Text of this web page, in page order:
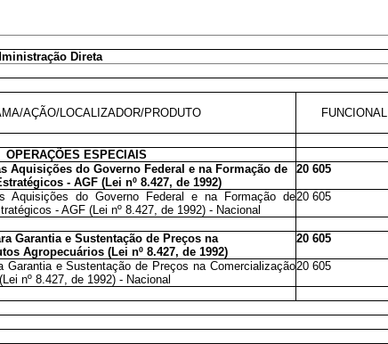
Direta
AÇÃO/LOCALIZADOR/PRODUTO FUNCIONAL
OPERAÇÕES ESPECIAIS
Aquisições do Governo Federal e na Formação de
- AGF (Lei nº 8.427, de 1992)
20 605
Aquisições do Governo Federal e na Formação de
- AGF (Lei nº 8.427, de 1992) - Nacional
20 605
Garantia e Sustentação de Preços na
Agropecuários (Lei nº 8.427, de 1992)
20 605
Garantia e Sustentação de Preços na Comercialização
nº 8.427, de 1992) - Nacional
20 605